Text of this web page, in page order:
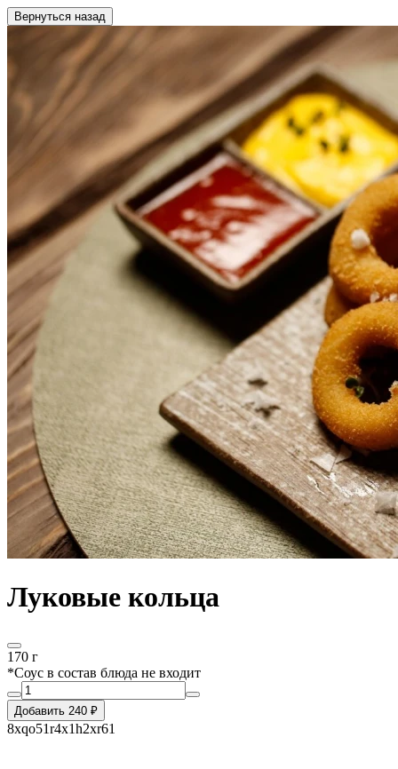
Вернуться назад
Луковые кольца
170 г
*Соус в состав блюда не входит
Добавить 240 ₽
8xqo51r4x1h2xr61